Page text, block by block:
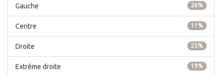
26%
Gauche
11%
Centre
25%
Droite
19%
Extrême droite